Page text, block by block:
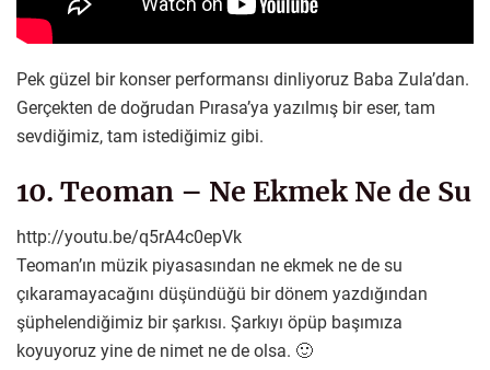
Pek güzel bir konser performansı dinliyoruz Baba Zula’dan.
Gerçekten de doğrudan Pırasa’ya yazılmış bir eser, tam
sevdiğimiz, tam istediğimiz gibi.
10. Teoman – Ne Ekmek Ne de Su
http://youtu.be/q5rA4c0epVk
Teoman’ın müzik piyasasından ne ekmek ne de su
çıkaramayacağını düşündüğü bir dönem yazdığından
şüphelendiğimiz bir şarkısı. Şarkıyı öpüp başımıza
koyuyoruz yine de nimet ne de olsa. 🙂